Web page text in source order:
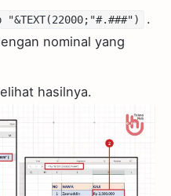
"&TEXT(22000;"#.###")
.
nominal yang
hasilnya.